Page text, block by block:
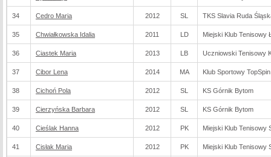
34 Cedro Maria 2012 SL TKS Slavia Ruda
35 Chwiałkowska Idalia 2011 LD Miejski Klub Tenisowy
36 Ciastek Maria 2013 LB Uczniowski Tenisowy
37 Cibor Lena 2014 MA Klub Sportowy
38 Cichoń Pola 2012 SL KS Górnik Bytom
39 Cierzyńska Barbara 2012 SL KS Górnik Bytom
40 Cieślak Hanna 2012 PK Miejski Klub Tenisowy
41 Cisłak Maria 2012 PK Miejski Klub Tenisowy